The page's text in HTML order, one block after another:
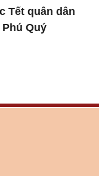
Tết quân dân
Phú Quý